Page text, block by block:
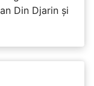
Din Djarin și